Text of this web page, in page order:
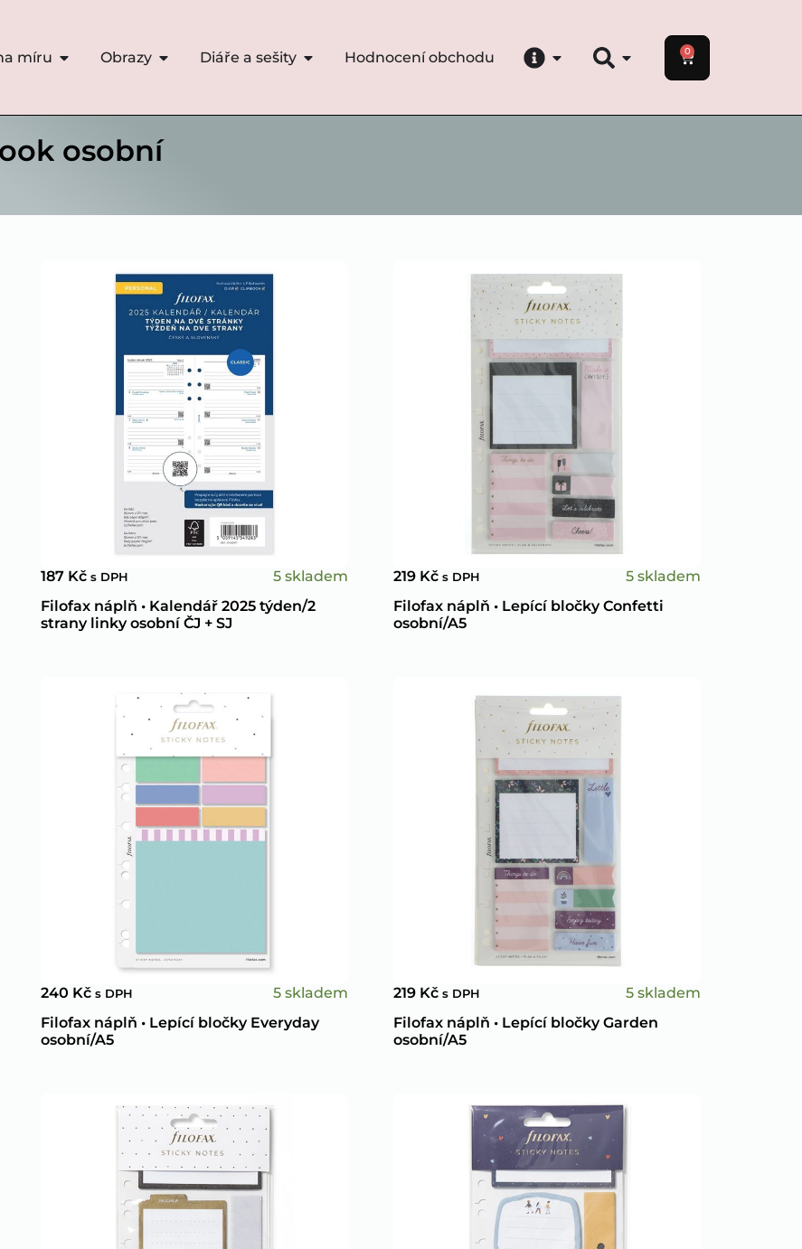
míru Obrazy Diáře a sešity Hodnocení obchodu 0
osobní
187 Kč s DPH
5 skladem
Filofax náplň • Kalendář 2025 týden/2
strany linky osobní ČJ + SJ
219 Kč s DPH
5 skladem
Filofax náplň • Lepící bločky Confetti
osobní/A5
240 Kč s DPH
5 skladem
Filofax náplň • Lepící bločky Everyday
osobní/A5
219 Kč s DPH
5 skladem
Filofax náplň • Lepící bločky Garden
osobní/A5